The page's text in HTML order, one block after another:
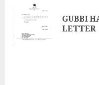
GUBBI
LETTER